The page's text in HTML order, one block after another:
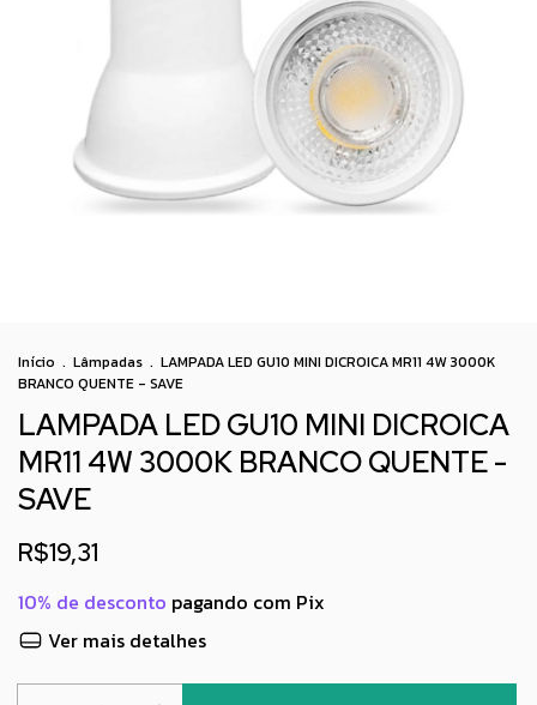
Início . Lâmpadas . LAMPADA LED GU10 MINI DICROICA MR11 4W 3000K
BRANCO QUENTE - SAVE
LAMPADA LED GU10 MINI DICROICA
MR11 4W 3000K BRANCO QUENTE -
SAVE
R$19,31
10% de desconto pagando com Pix
Ver mais detalhes